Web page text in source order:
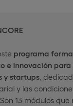
programa
e innovación para
y startups ,
y las
13 módulos